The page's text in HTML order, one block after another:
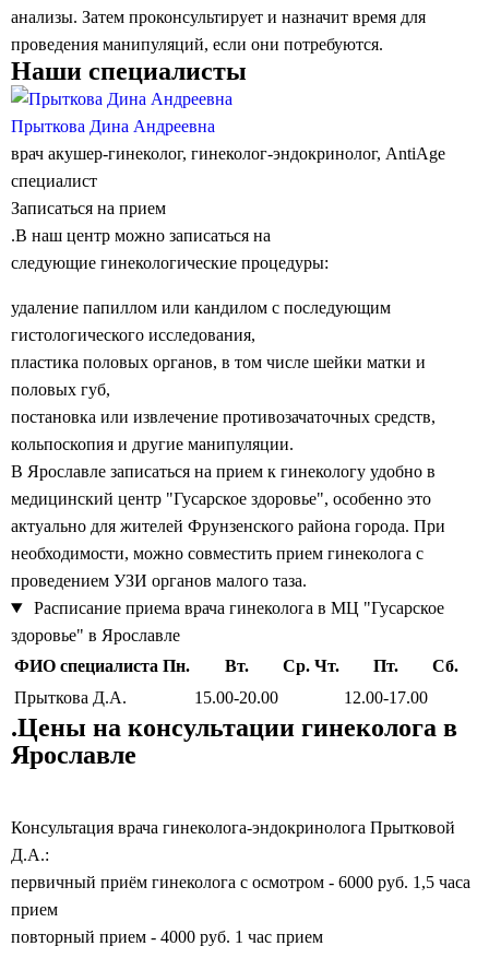
анализы. Затем проконсультирует и назначит время для
проведения манипуляций, если они потребуются.
Наши специалисты
Прыткова Дина Андреевна
врач акушер-гинеколог, гинеколог-эндокринолог, AntiAge
специалист
Записаться на прием
.В наш центр можно записаться на
следующие гинекологические процедуры:
удаление папиллом или кандилом с последующим
гистологического исследования,
пластика половых органов, в том числе шейки матки и
половых губ,
постановка или извлечение противозачаточных средств,
кольпоскопия и другие манипуляции.
В Ярославле записаться на прием к гинекологу удобно в
медицинский центр "Гусарское здоровье", особенно это
актуально для жителей Фрунзенского района города. При
необходимости, можно совместить прием гинеколога с
проведением УЗИ органов малого таза.
Расписание приема врача гинеколога в МЦ "Гусарское
здоровье" в Ярославле
ФИО специалиста Пн. Вт. Ср. Чт. Пт.
Сб.
Прыткова Д.А.
15.00-20.00 12.00-17.00
.Цены на консультации гинеколога в
Ярославле
Консультация врача гинеколога-эндокринолога Прытковой
Д.А.:
первичный приём гинеколога с осмотром - 6000 руб. 1,5 часа
прием
повторный прием - 4000 руб. 1 час прием